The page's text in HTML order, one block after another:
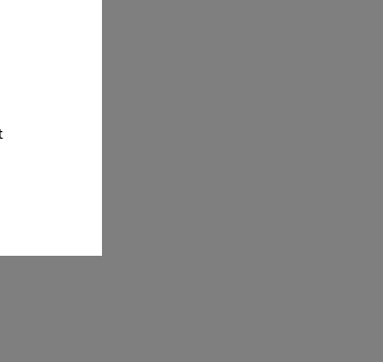
Embed, Google Tag Manager, Instagram Embed,